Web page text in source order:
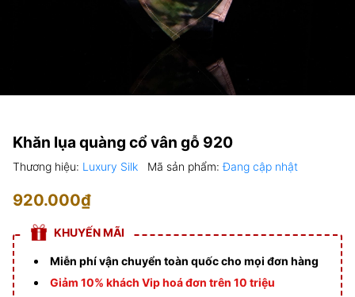
Khăn lụa quàng cổ vân gỗ 920
Thương hiệu: Luxury Silk Mã sản phẩm:Đang cập nhật
920.000₫
KHUYẾN MÃI
Miễn phí vận chuyển toàn quốc cho mọi đơn hàng
Giảm 10% khách Vip hoá đơn trên 10 triệu